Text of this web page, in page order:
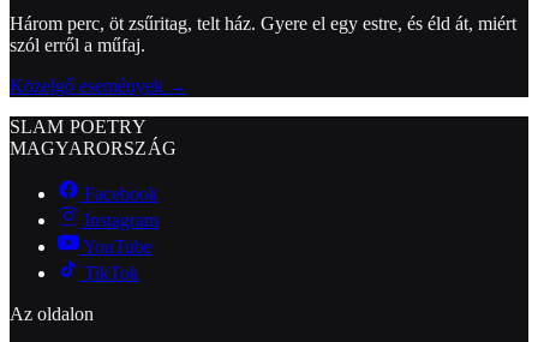
Három perc, öt zsűritag, telt ház. Gyere el egy estre, és éld át, miért
szól erről a műfaj.
Közelgő események →
SLAM POETRY
MAGYARORSZÁG
Facebook
Instagram
YouTube
TikTok
Az oldalon